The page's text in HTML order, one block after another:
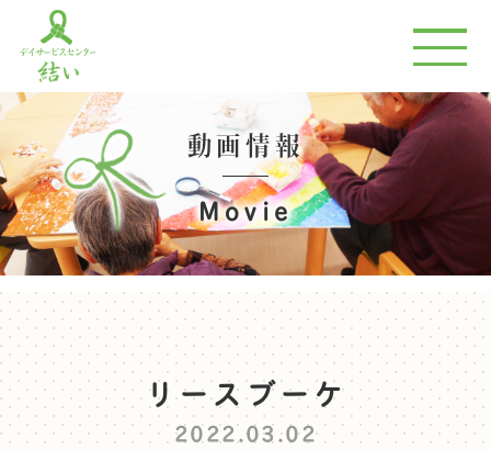
動画情報
Movie
リースブーケ
2022.03.02